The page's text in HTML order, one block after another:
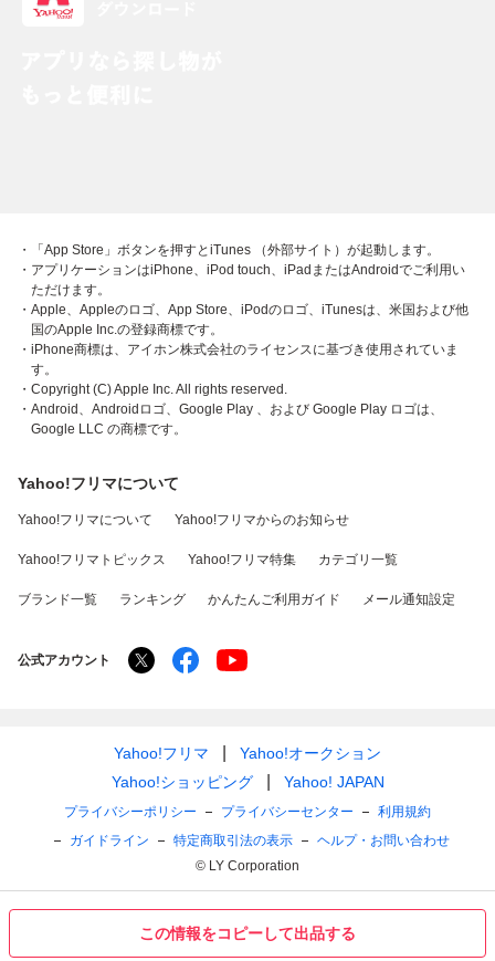
この情報をコピーして出品する
・「App Store」ボタンを押すとiTunes （外部サイト）が起動します。
・アプリケーションはiPhone、iPod touch、iPadまたはAndroidでご利用い
ただけます。
・Apple、Appleのロゴ、App Store、iPodのロゴ、iTunesは、米国および他
国のApple Inc.の登録商標です。
・iPhone商標は、アイホン株式会社のライセンスに基づき使用されていま
す。
・Copyright (C) Apple Inc. All rights reserved.
・Android、Androidロゴ、Google Play 、および Google Play ロゴは、
Google LLC の商標です。
Yahoo!フリマについて
Yahoo!フリマについて Yahoo!フリマからのお知らせ
Yahoo!フリマトピックス Yahoo!フリマ特集 カテゴリ一覧
ブランド一覧 ランキング かんたんご利用ガイド メール通知設定
公式アカウント
Yahoo!フリマ
Yahoo!オークション
Yahoo!ショッピング
Yahoo! JAPAN
プライバシーポリシー プライバシーセンター
利用規約
ガイドライン
特定商取引法の表示
ヘルプ・お問い合わせ
© LY Corporation